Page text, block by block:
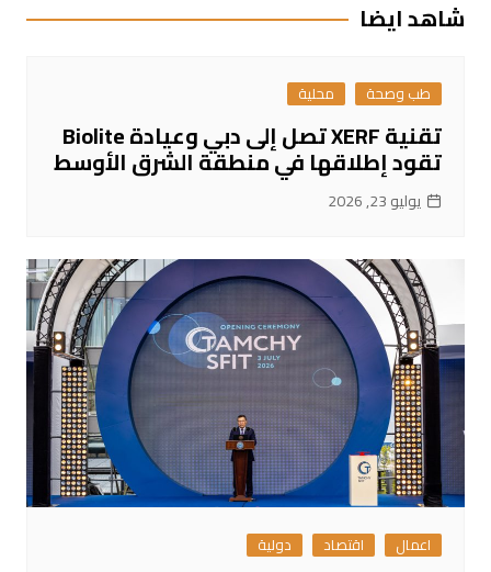
شاهد ايضا
طب وصحة محلية
تقنية XERF تصل إلى دبي وعيادة Biolite
تقود إطلاقها في منطقة الشرق الأوسط
يوليو 23, 2026
اعمال اقتصاد دولية